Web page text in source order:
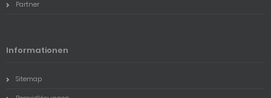
Partner
Informationen
Sitemap